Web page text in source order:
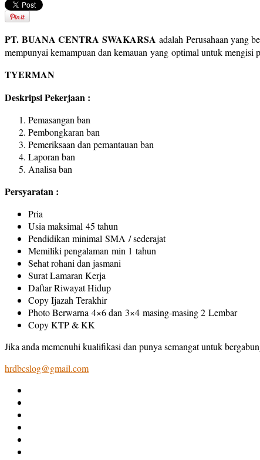
PT. BUANA CENTRA SWAKARSA adalah Perusahaan yang
mempunyai kemampuan dan kemauan yang optimal untuk mengisi
TYERMAN
Deskripsi Pekerjaan :
Pemasangan ban
Pembongkaran ban
Pemeriksaan dan pemantauan ban
Laporan ban
Analisa ban
Persyaratan :
Pria
Usia maksimal 45 tahun
Pendidikan minimal SMA / sederajat
Memiliki pengalaman min 1 tahun
Sehat rohani dan jasmani
Surat Lamaran Kerja
Daftar Riwayat Hidup
Copy Ijazah Terakhir
Photo Berwarna 4×6 dan 3×4 masing-masing 2 Lembar
Copy KTP & KK
Jika anda memenuhi kualifikasi dan punya semangat untuk
hrdbcslog@gmail.com